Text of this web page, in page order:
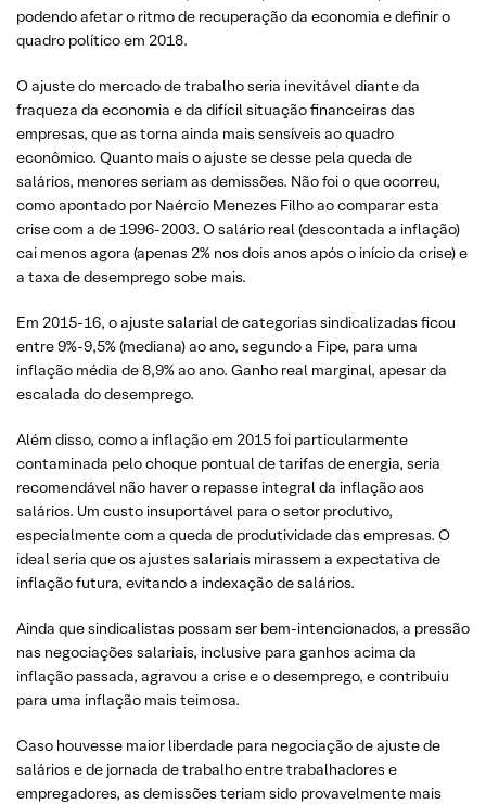
podendo afetar o ritmo de recuperação da economia e definir o
quadro político em 2018.
O ajuste do mercado de trabalho seria inevitável diante da
fraqueza da economia e da difícil situação financeiras das
empresas, que as torna ainda mais sensíveis ao quadro
econômico. Quanto mais o ajuste se desse pela queda de
salários, menores seriam as demissões. Não foi o que ocorreu,
como apontado por Naércio Menezes Filho ao comparar esta
crise com a de 1996-2003. O salário real (descontada a inflação)
cai menos agora (apenas 2% nos dois anos após o início da crise) e
a taxa de desemprego sobe mais.
Em 2015-16, o ajuste salarial de categorias sindicalizadas ficou
entre 9%-9,5% (mediana) ao ano, segundo a Fipe, para uma
inflação média de 8,9% ao ano. Ganho real marginal, apesar da
escalada do desemprego.
Além disso, como a inflação em 2015 foi particularmente
contaminada pelo choque pontual de tarifas de energia, seria
recomendável não haver o repasse integral da inflação aos
salários. Um custo insuportável para o setor produtivo,
especialmente com a queda de produtividade das empresas. O
ideal seria que os ajustes salariais mirassem a expectativa de
inflação futura, evitando a indexação de salários.
Ainda que sindicalistas possam ser bem-intencionados, a pressão
nas negociações salariais, inclusive para ganhos acima da
inflação passada, agravou a crise e o desemprego, e contribuiu
para uma inflação mais teimosa.
Caso houvesse maior liberdade para negociação de ajuste de
salários e de jornada de trabalho entre trabalhadores e
empregadores, as demissões teriam sido provavelmente mais